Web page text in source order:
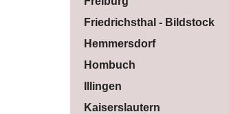
Friedrichsthal - Bildstock
Hemmersdorf
Hombuch
Illingen
Kaiserslautern